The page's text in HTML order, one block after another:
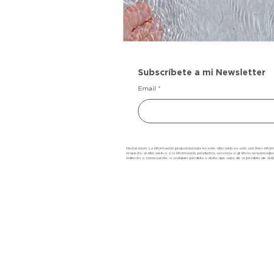
Subscríbete a mi Newsletter
Email
Declaracion: La información proporcionada en este sitio web es solo con fines
respecto al sitio web o a la información, productos, servicios o gráficos
indirecto o consecuente, o cualquier pérdida o daño que surja de la pérdida de